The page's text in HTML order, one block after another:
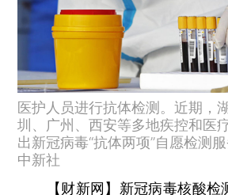
医护人员进行抗体检测。近期，
圳、广州、西安等多地疾控和医
出新冠病毒“抗体两项”自愿检测
中新社
【财新网】 新冠病毒核酸检